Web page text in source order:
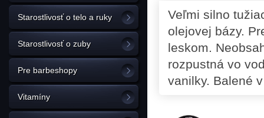
Starostlivosť o telo a ruky
Starostlivosť o zuby
Pre barbeshopy
Vitamíny
Veľmi silno
olejovej bázy.
leskom.
rozpustná vo
vanilky. Balené